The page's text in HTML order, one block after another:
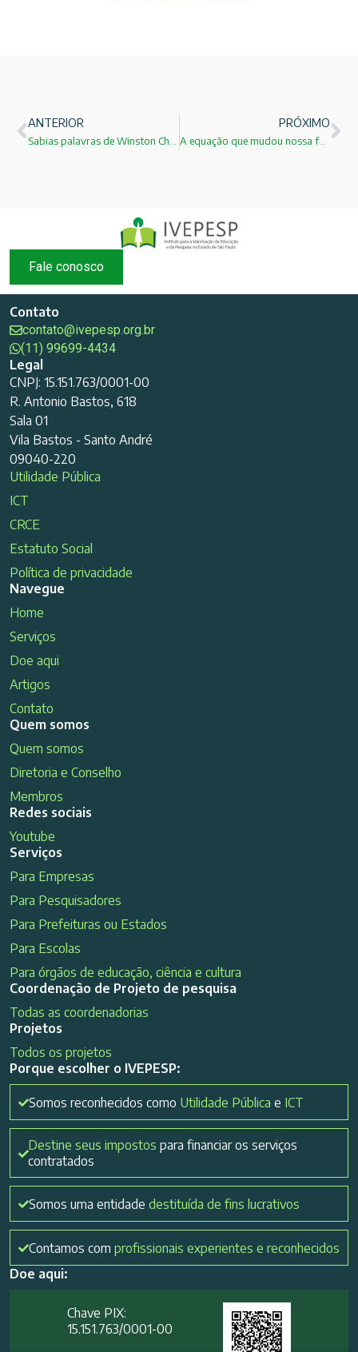
ANTERIOR PRÓXIMO
A equação que mudou nossa forma de ver o mundo!
Fale conosco
Contato
contato@ivepesp.org.br
(11) 99699-4434
Legal
CNPJ: 15.151.763/0001-00
R. Antonio Bastos, 618
Sala 01
Vila Bastos - Santo André
09040-220
Utilidade Pública
ICT
CRCE
Estatuto Social
Política de privacidade
Navegue
Home
Serviços
Doe aqui
Artigos
Contato
Quem somos
Quem somos
Diretoria e Conselho
Membros
Redes sociais
Youtube
Serviços
Para Empresas
Para Pesquisadores
Para Prefeituras ou Estados
Para Escolas
Para órgãos de educação, ciência e cultura
Coordenação de Projeto de pesquisa
Todas as coordenadorias
Projetos
Todos os projetos
Porque escolher o IVEPESP:
Somos reconhecidos como Utilidade Pública e ICT
Destine seus impostos para financiar os serviços
contratados
Somos uma entidade destituída de fins lucrativos
Contamos com profissionais experientes e reconhecidos
Doe aqui:
Chave PIX:
15.151.763/0001-00​